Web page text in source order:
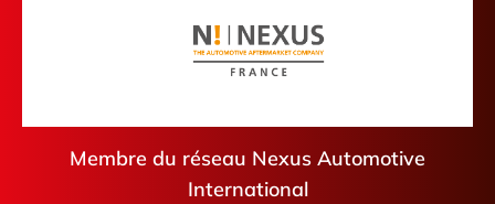
Membre du réseau Nexus Automotive
International